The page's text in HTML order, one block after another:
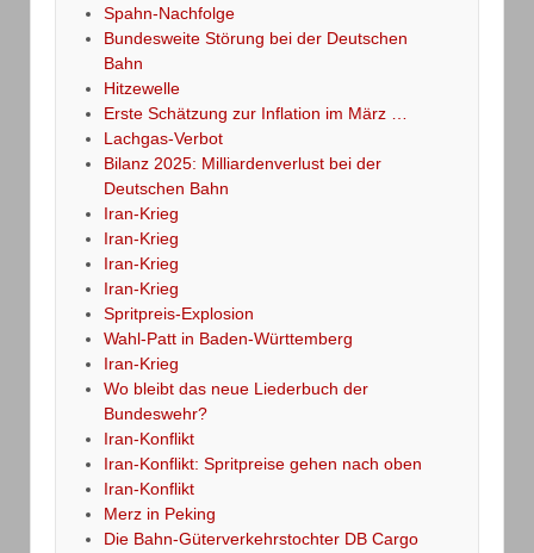
Spahn-Nachfolge
Bundesweite Störung bei der Deutschen
Bahn
Hitzewelle
Erste Schätzung zur Inflation im März …
Lachgas-Verbot
Bilanz 2025: Milliardenverlust bei der
Deutschen Bahn
Iran-Krieg
Iran-Krieg
Iran-Krieg
Iran-Krieg
Spritpreis-Explosion
Wahl-Patt in Baden-Württemberg
Iran-Krieg
Wo bleibt das neue Liederbuch der
Bundeswehr?
Iran-Konflikt
Iran-Konflikt: Spritpreise gehen nach oben
Iran-Konflikt
Merz in Peking
Die Bahn-Güterverkehrstochter DB Cargo